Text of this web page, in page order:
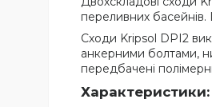
переливних
Сходи Kripsol DPI2
анкерними болтами,
передбачені
Характеристики: